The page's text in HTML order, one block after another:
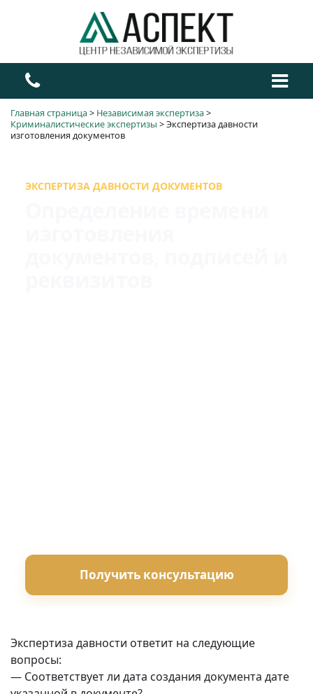
Главная страница> Независимая экспертиза>
Криминалистические экспертизы >Экспертиза давности
изготовления документов
ЭКСПЕРТИЗА ДАВНОСТИ ДОКУМЕНТОВ
Получить консультацию
Экспертиза давности ответит на следующие
вопросы:
— Соответствует ли дата создания документа дате